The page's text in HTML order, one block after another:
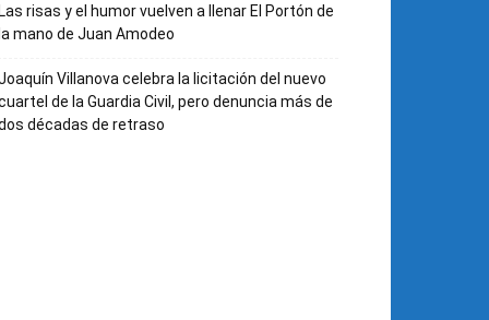
risas y el humor vuelven a llenar El Portón de
mano de Juan Amodeo
Villanova celebra la licitación del nuevo
de la Guardia Civil, pero denuncia más de
décadas de retraso